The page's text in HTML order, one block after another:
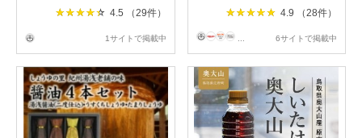
4.5 （29件）
1サイトで掲載中
4.9 （28件）
6サイトで掲載中